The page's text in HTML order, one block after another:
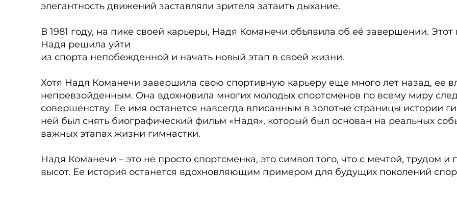
элегантность движений заставляли зрителя затаить дыхание.
В 1981 году, на пике своей карьеры, Надя Команечи объявила об её завершении.
Надя решила уйти
из спорта непобежденной и начать новый этап в своей жизни.
Хотя Надя Команечи завершила свою спортивную карьеру еще много лет назад, ее
непревзойденным. Она вдохновила многих молодых спортсменов по всему миру
совершенству. Ее имя останется навсегда вписанным в золотые страницы истории
ней был снять биографический фильм «Надя», который был основан на реальных
важных этапах жизни гимнастки.
Надя Команечи – это не просто спортсменка, это символ того, что с мечтой, трудом
высот. Ее история останется вдохновляющим примером для будущих поколений